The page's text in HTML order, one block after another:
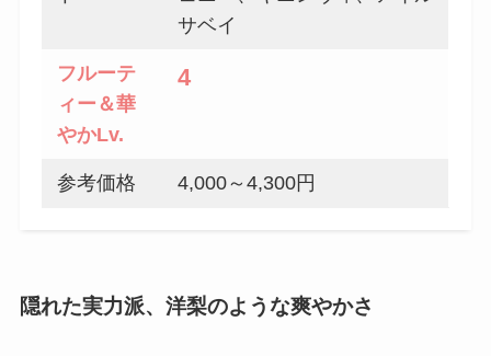
サベイ
フルーテ
ィー＆華
やかLv.
4
参考価格 4,000～4,300円
隠れた実力派、洋梨のような爽やかさ